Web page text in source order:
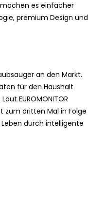
machen es einfacher
premium Design und
an den Markt.
für den Haushalt
EUROMONITOR
zum dritten Mal in Folge
durch intelligente